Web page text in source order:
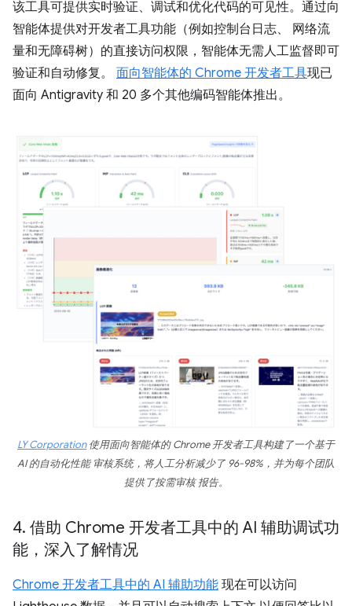
该工具可提供实时验证、调试和优化代码的可见性。通过向
智能体提供对开发者工具功能（例如控制台日志、 网络流
量和无障碍树）的直接访问权限，智能体无需人工监督即可
验证和自动修复。 面向智能体的 Chrome 开发者工具现已
面向 Antigravity 和 20 多个其他编码智能体推出。
LY Corporation使用面向智能体的 Chrome 开发者工具构建了一个基于
AI 的自动化性能 审核系统，将人工分析减少了 96-98%，并为每个团队
提供了按需审核 报告。
4. 借助 Chrome 开发者工具中的 AI 辅助调试功
能，深入了解情况
Chrome 开发者工具中的 AI 辅助功能 现在可以访问